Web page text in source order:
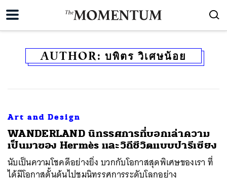
AUTHOR: บพิตร วิเศษน้อย
Art and Design
WANDERLAND นิทรรศการที่บอกเล่าความ
เป็นมาของ Hermès และวิถีชีวิตแบบปารีเซียง
นับเป็นความโชคดีอย่างยิ่ง บวกกับโอกาสสุดพิเศษของเรา ที่
ได้มีโอกาสดั้นด้นไปชมนิทรรศการระดับโลกอย่าง